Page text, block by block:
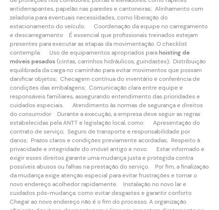
antiderrapantes, papelão nas paredes e cantoneiras; Alinhamento com
zeladoria para eventuais necessidades, como liberação do
estacionamento do veículo. Coordenação da equipe no carregamento
e descarregamento É essencial que profissionais treinados estejam
presentes para executar as etapas da movimentação. O checklist
contempla: Uso de equipamentos apropriados parahoisting de
móveis pesados(cintas, carrinhos hidráulicos, guindastes); Distribuição
equilibrada da carga no caminhão para evitar movimentos que possam
danificar objetos; Checagem contínua do inventário e conferência de
condições das embalagens; Comunicação clara entre equipe e
responsáveis familiares, assegurando entendimento das prioridades e
cuidados especiais. Atendimento às normas de segurança e direitos
do consumidor Durante a execução, a empresa deve seguir as regras
estabelecidas pela ANTT e legislação local, como: Apresentação do
contrato de serviço; Seguro de transporte e responsabilidade por
danos; Prazos claros e condições previamente acordadas; Respeito à
privacidade e integridade do imóvel antigo e novo. Estar informado e
exigir esses direitos garante uma mudança justa e protegida contra
possíveis abusos ou falhas na prestação do serviço. Por fim, a finalização
da mudança exige atenção especial para evitar frustrações e tornar o
novo endereço acolhedor rapidamente. Instalação no novo lar e
cuidados pós-mudança: como evitar desgastes e garantir conforto
Chegar ao novo endereço não é o fim do processo. A organização